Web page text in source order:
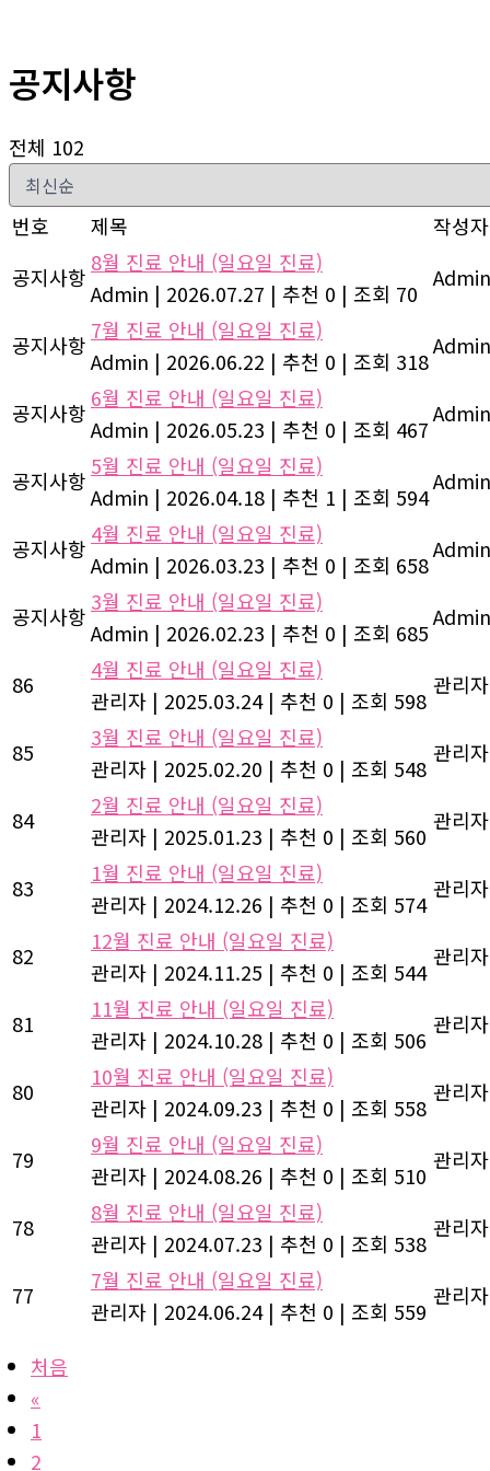
공지사항
전체 102
번호 제목
작성자
공지사항
8월 진료 안내 (일요일 진료)
Admin | 2026.07.27 | 추천 0 | 조회 70
Admin
공지사항
7월 진료 안내 (일요일 진료)
Admin | 2026.06.22 | 추천 0 | 조회 318
Admin
공지사항
6월 진료 안내 (일요일 진료)
Admin | 2026.05.23 | 추천 0 | 조회 467
Admin
공지사항
5월 진료 안내 (일요일 진료)
Admin | 2026.04.18 | 추천 1 | 조회 594
Admin
공지사항
4월 진료 안내 (일요일 진료)
Admin | 2026.03.23 | 추천 0 | 조회 658
Admin
공지사항
3월 진료 안내 (일요일 진료)
Admin | 2026.02.23 | 추천 0 | 조회 685
Admin
86
4월 진료 안내 (일요일 진료)
관리자 | 2025.03.24 | 추천 0 | 조회 598
관리자
85
3월 진료 안내 (일요일 진료)
관리자 | 2025.02.20 | 추천 0 | 조회 548
관리자
84
2월 진료 안내 (일요일 진료)
관리자 | 2025.01.23 | 추천 0 | 조회 560
관리자
83
1월 진료 안내 (일요일 진료)
관리자 | 2024.12.26 | 추천 0 | 조회 574
관리자
82
12월 진료 안내 (일요일 진료)
관리자 | 2024.11.25 | 추천 0 | 조회 544
관리자
81
11월 진료 안내 (일요일 진료)
관리자 | 2024.10.28 | 추천 0 | 조회 506
관리자
80
10월 진료 안내 (일요일 진료)
관리자 | 2024.09.23 | 추천 0 | 조회 558
관리자
79
9월 진료 안내 (일요일 진료)
관리자 | 2024.08.26 | 추천 0 | 조회 510
관리자
78
8월 진료 안내 (일요일 진료)
관리자 | 2024.07.23 | 추천 0 | 조회 538
관리자
77
7월 진료 안내 (일요일 진료)
관리자 | 2024.06.24 | 추천 0 | 조회 559
관리자
처음
«
1
2